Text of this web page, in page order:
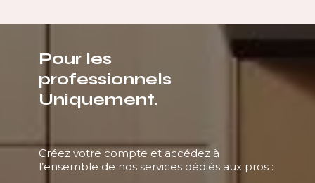
Pour les
professionnels
Uniquement.
Créez votre compte et accédez à
l’ensemble de nos services dédiés aux pros :